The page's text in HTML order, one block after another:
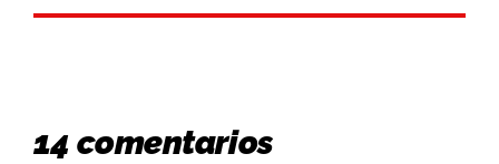
14 comentarios